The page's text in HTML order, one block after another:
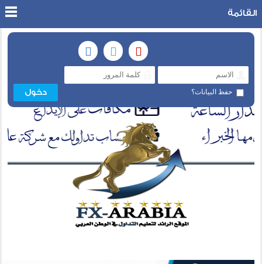
حفظ البيانات؟
القائمة